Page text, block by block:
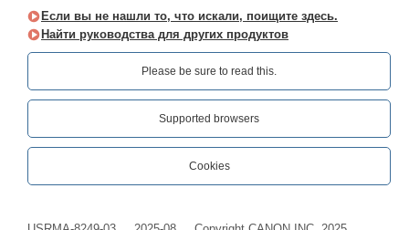
Если вы не нашли то, что искали, поищите здесь.
Найти руководства для других продуктов
Please be sure to read this.‎
Supported browsers
Cookies